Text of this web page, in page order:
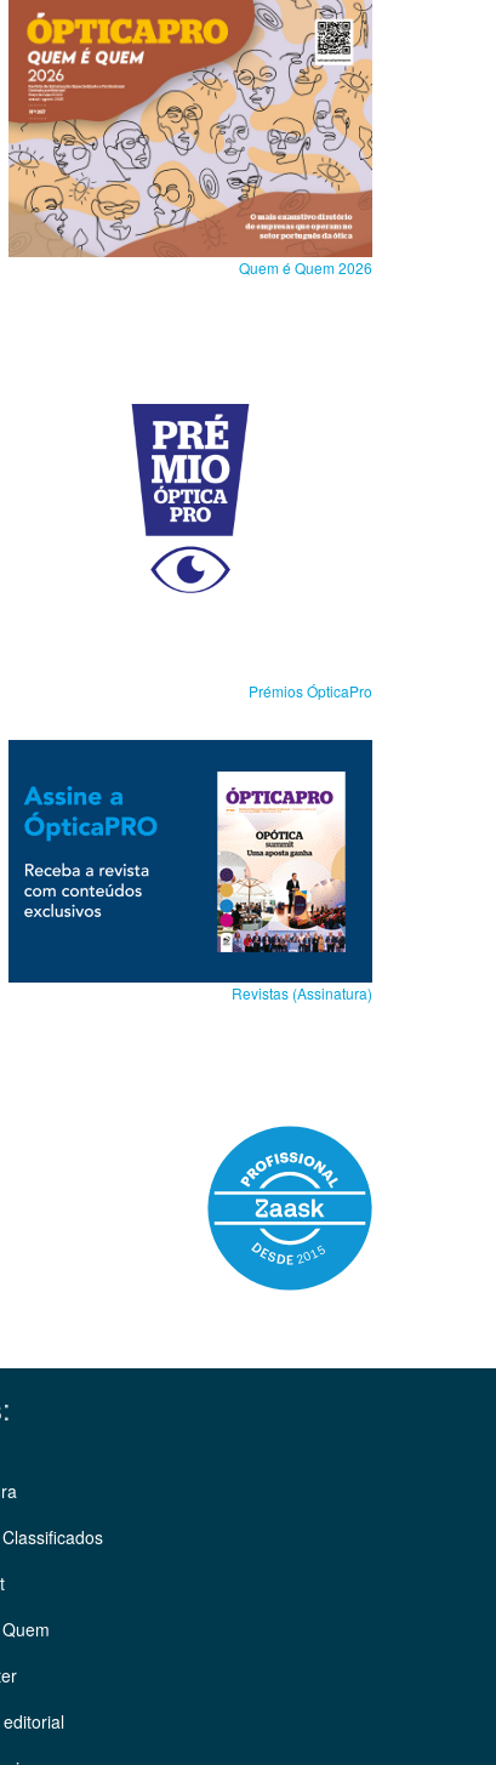
Quem é Quem 2026
Prémios ÓpticaPro
Revistas (Assinatura)